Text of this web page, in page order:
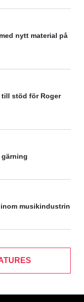
nytt material på
till stöd för Roger
musikindustrin